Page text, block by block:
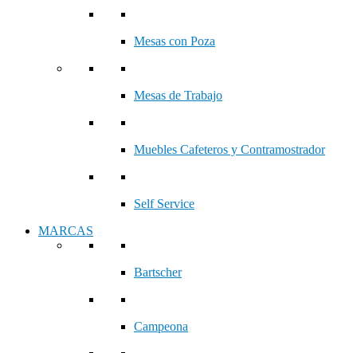
Mesas con Poza
Mesas de Trabajo
Muebles Cafeteros y Contramostrador
Self Service
MARCAS
Bartscher
Campeona